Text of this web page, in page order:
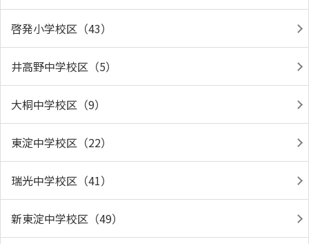
啓発小学校区（43）
井高野中学校区（5）
大桐中学校区（9）
東淀中学校区（22）
瑞光中学校区（41）
新東淀中学校区（49）